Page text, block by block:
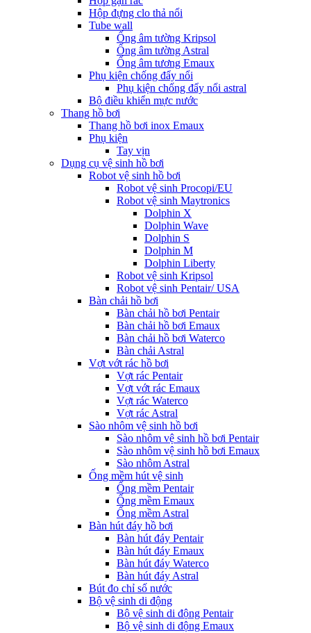
Hộp đựng clo thả nổi
Tube wall
Ống âm tường Kripsol
Ống âm tường Astral
Ống âm tương Emaux
Phụ kiện chống đẩy nổi
Phụ kiện chống đẩy nổi astral
Bộ điều khiển mực nước
Thang hồ bơi
Thang hồ bơi inox Emaux
Phụ kiện
Tay vịn
Dụng cụ vệ sinh hồ bơi
Robot vệ sinh hồ bơi
Robot vệ sinh Procopi/EU
Robot vệ sinh Maytronics
Dolphin X
Dolphin Wave
Dolphin S
Dolphin M
Dolphin Liberty
Robot vệ sinh Kripsol
Robot vệ sinh Pentair/ USA
Bàn chải hồ bơi
Bàn chải hồ bơi Pentair
Bàn chải hồ bơi Emaux
Bàn chải hồ bơi Waterco
Bàn chải Astral
Vợt vớt rác hồ bơi
Vợt rác Pentair
Vợt vớt rác Emaux
Vợt rác Waterco
Vợt rác Astral
Sào nhôm vệ sinh hồ bơi
Sào nhôm vệ sinh hồ bơi Pentair
Sào nhôm vệ sinh hồ bơi Emaux
Sào nhôm Astral
Ống mềm hút vệ sinh
Ống mềm Pentair
Ống mềm Emaux
Ống mềm Astral
Bàn hút đáy hồ bơi
Bàn hút đáy Pentair
Bàn hút đáy Emaux
Bàn hút đáy Waterco
Bàn hút đáy Astral
Bút đo chỉ số nước
Bộ vệ sinh di động
Bộ vệ sinh di động Pentair
Bộ vệ sinh di động Emaux